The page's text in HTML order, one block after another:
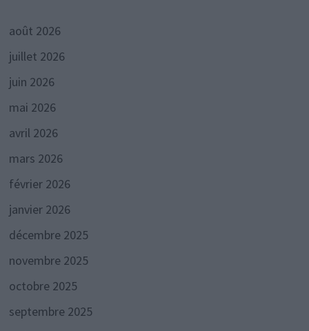
août 2026
juillet 2026
juin 2026
mai 2026
avril 2026
mars 2026
février 2026
janvier 2026
décembre 2025
novembre 2025
octobre 2025
septembre 2025